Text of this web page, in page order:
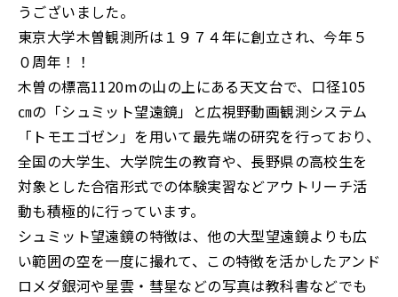
うございました。
東京大学木曽観測所は１９７４年に創立され、今年５
０周年！！
木曽の標高1120mの山の上にある天文台で、口径105
㎝の「シュミット望遠鏡」と広視野動画観測システム
「トモエゴゼン」を用いて最先端の研究を行っており、
全国の大学生、大学院生の教育や、長野県の高校生を
対象とした合宿形式での体験実習などアウトリーチ活
動も積極的に行っています。
シュミット望遠鏡の特徴は、他の大型望遠鏡よりも広
い範囲の空を一度に撮れて、この特徴を活かしたアンド
ロメダ銀河や星雲・彗星などの写真は教科書などでも